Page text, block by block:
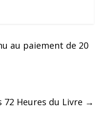
au paiement de 20
Heures du Livre →